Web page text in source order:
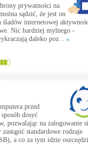
prywatności na
sądzić, że jest on
śladów internetowej
Nic bardziej mylnego -
daleko poz...
przed
dosyć
pozwalając na zalogowanie
standardowe rodzaje
a co za tym idzie